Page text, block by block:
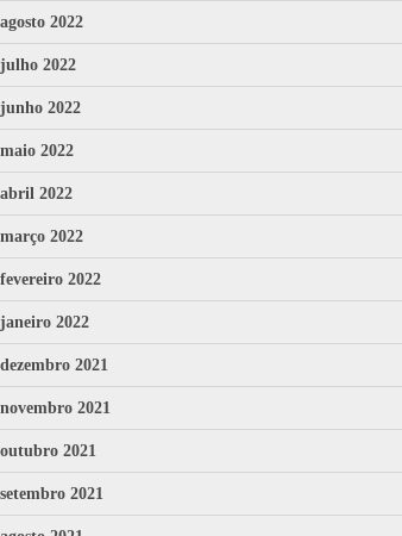
agosto 2022
julho 2022
junho 2022
maio 2022
abril 2022
março 2022
fevereiro 2022
janeiro 2022
dezembro 2021
novembro 2021
outubro 2021
setembro 2021